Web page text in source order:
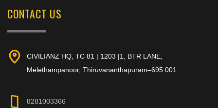
CONTACT US
CIVILIANZ HQ, TC 81 | 1203 |1, BTR LANE,
Melethampanoor, Thiruvananthapuram–695 001
8281003366